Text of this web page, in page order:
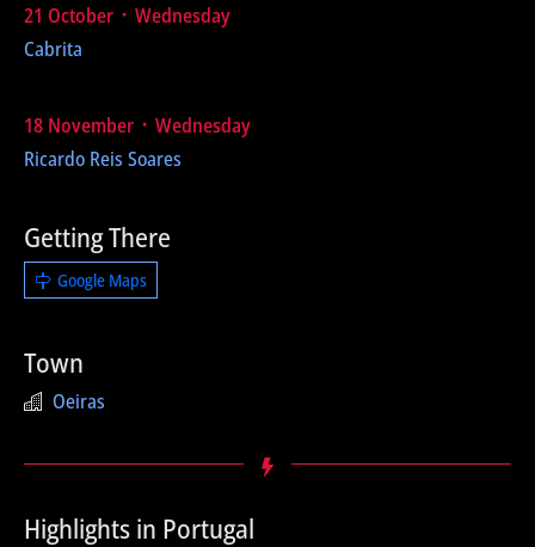
21 October ᛫ Wednesday
Cabrita
18 November ᛫ Wednesday
Ricardo Reis Soares
Getting There
Google Maps
Town
Oeiras
Highlights in Portugal